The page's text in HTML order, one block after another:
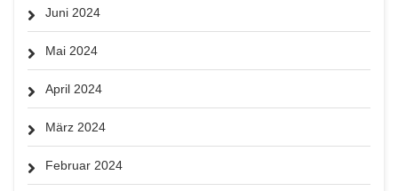
Juni 2024
Mai 2024
April 2024
März 2024
Februar 2024